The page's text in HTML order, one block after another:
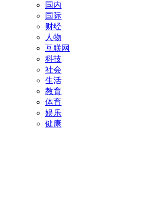
国内
国际
财经
人物
互联网
科技
社会
生活
教育
体育
娱乐
健康